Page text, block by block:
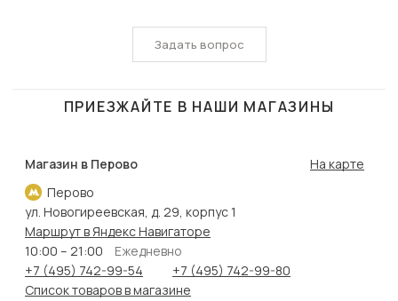
Задать вопрос
ПРИЕЗЖАЙТЕ В НАШИ МАГАЗИНЫ
Магазин в Перово
Перово
На карте
ул. Новогиреевская, д. 29, корпус 1
Маршрут в Яндекс Навигаторе
10:00 – 21:00
Ежедневно
+7 (495) 742-99-54
+7 (495) 742-99-80
Список товаров в магазине